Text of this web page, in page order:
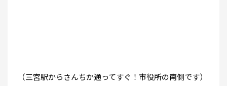
（三宮駅からさんちか通ってすぐ！市役所の南側です）